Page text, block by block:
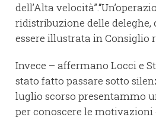
dell’Alta
ridistribuzione delle deleghe,
essere illustrata in Consiglio
Invece – affermano Locci e
stato fatto passare sotto
luglio scorso presentammo
per conoscere le motivazioni